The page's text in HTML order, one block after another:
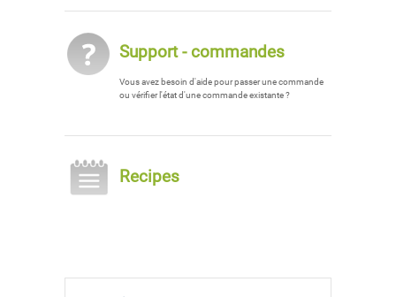
Support - commandes
Vous avez besoin d'aide pour passer une commande
ou vérifier l'état d'une commande existante ?
Recipes